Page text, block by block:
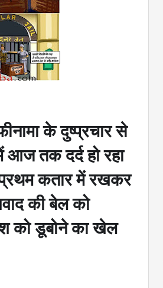
के दुष्प्रचार से
तक दर्द हो रहा
कतार में रखकर
की बेल को
को डूबोने का खेल